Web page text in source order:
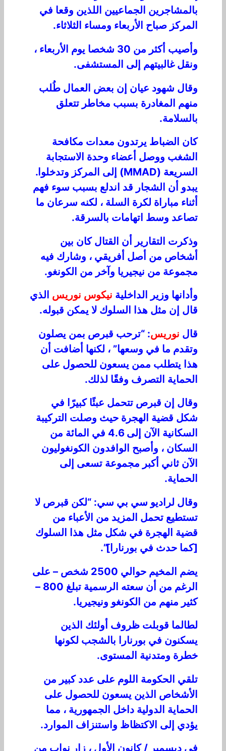
بالمشاجرين الجماعيين اللذين وقعا في
المركز صباح الأربعاء ومساء الثلاثاء.
وأصيب أكثر من 30 شخصا يوم الأربعاء ،
ونقل غالبيتهم إلى المستشفى.
وقال شهود عيان إن بعض العمال طُلب
منهم المغادرة بسبب مخاطر تتعلق
بالسلامة.
كان الضباط يرتدون معدات مكافحة
الشغب ووصل أعضاء وحدة الاستجابة
السريعة (MMAD) إلى المركز وتدخلوا.
يبدو أن الشجار قد اندلع بسبب سوء فهم
أثناء مباراة لكرة السلة ، لكنه سرعان ما
تصاعد وسط اتهامات بالسرقة.
وذكرت التقارير أن القتال كان بين
أشخاص من أصل أفريقي ، وشارك فيه
مجموعة من نيجيريا وآخر من الكونغو.
وأدانها وزير الداخلية نيكوس نوريس الذي
قال إن مثل هذا السلوك لا يمكن قبوله.
قال نوريس: “ترحب قبرص بمن يصلون
وتقدم ما في وسعها” ، لكنها أضافت أن
هذا يتطلب ممن يسعون للحصول على
الحماية التصرف وفقًا لذلك.
وقال إن قبرص تتحمل عبئًا كبيرًا في
شكل قضية الهجرة حيث وصلت التركيبة
السكانية الآن إلى 4.6 في المائة من
السكان ، وأصبح الوافدون الكونغوليون
الآن ثاني أكبر مجموعة تسعى إلى
الحماية.
وقال لراديو سي بي سي: “لكن قبرص لا
تستطيع تحمل المزيد من الأعباء من
قضية الهجرة في شكل مثل هذا السلوك
[كما حدث في بورنارا]”.
يضم المخيم حوالي 2500 شخص – على
الرغم من أن سعته الرسمية تبلغ 800 –
كثير منهم من الكونغو ونيجيريا.
لطالما قوبلت ظروف أولئك الذين
يسكنون في بورنارا بالشجب لكونها
خطرة ومتدنية المستوى.
تلقي الحكومة اللوم على عدد كبير من
الأشخاص الذين يسعون للحصول على
الحماية الدولية داخل الجمهورية ، مما
يؤدي إلى الاكتظاظ واستنزاف الموارد.
في ديسمبر / كانون الأول ، زار نواب من